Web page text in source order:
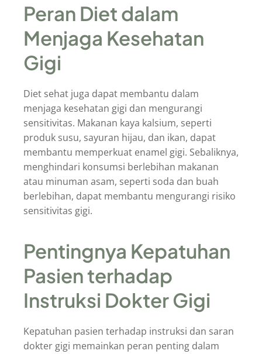
Peran Diet dalam
Menjaga Kesehatan
Gigi
Diet sehat juga dapat membantu dalam
menjaga kesehatan gigi dan mengurangi
sensitivitas. Makanan kaya kalsium, seperti
produk susu, sayuran hijau, dan ikan, dapat
membantu memperkuat enamel gigi. Sebaliknya,
menghindari konsumsi berlebihan makanan
atau minuman asam, seperti soda dan buah
berlebihan, dapat membantu mengurangi risiko
sensitivitas gigi.
Pentingnya Kepatuhan
Pasien terhadap
Instruksi Dokter Gigi
Kepatuhan pasien terhadap instruksi dan saran
dokter gigi memainkan peran penting dalam